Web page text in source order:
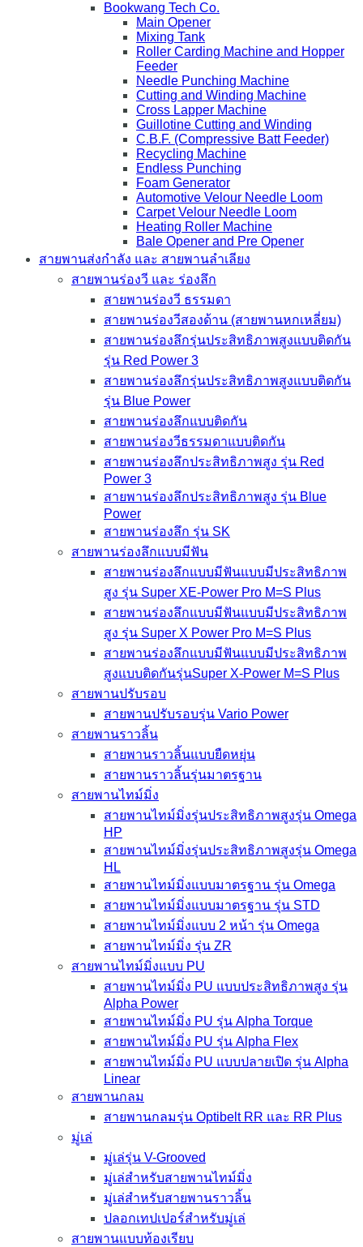
Bookwang Tech Co.
Main Opener
Mixing Tank
Roller Carding Machine and Hopper
Feeder
Needle Punching Machine
Cutting and Winding Machine
Cross Lapper Machine
Guillotine Cutting and Winding
C.B.F. (Compressive Batt Feeder)
Recycling Machine
Endless Punching
Foam Generator
Automotive Velour Needle Loom
Carpet Velour Needle Loom
Heating Roller Machine
Bale Opener and Pre Opener
สายพานส่งกำลัง และ สายพานลำเลียง
สายพานร่องวี และ ร่องลึก
สายพานร่องวี ธรรมดา
สายพานร่องวีสองด้าน (สายพานหกเหลี่ยม)
สายพานร่องลึกรุ่นประสิทธิภาพสูงแบบติดกัน
รุ่น Red Power 3
สายพานร่องลึกรุ่นประสิทธิภาพสูงแบบติดกัน
รุ่น Blue Power
สายพานร่องลึกแบบติดกัน
สายพานร่องวีธรรมดาแบบติดกัน
สายพานร่องลึกประสิทธิภาพสูง รุ่น Red
Power 3
สายพานร่องลึกประสิทธิภาพสูง รุ่น Blue
Power
สายพานร่องลึก รุ่น SK
สายพานร่องลึกแบบมีฟัน
สายพานร่องลึกแบบมีฟันแบบมีประสิทธิภาพ
สูง รุ่น Super XE-Power Pro M=S Plus
สายพานร่องลึกแบบมีฟันแบบมีประสิทธิภาพ
สูง รุ่น Super X Power Pro M=S Plus
สายพานร่องลึกแบบมีฟันแบบมีประสิทธิภาพ
สูงแบบติดกันรุ่นSuper X-Power M=S Plus
สายพานปรับรอบ
สายพานปรับรอบรุ่น Vario Power
สายพานราวลิ้น
สายพานราวลิ้นแบบยืดหยุ่น
สายพานราวลิ้นรุ่นมาตรฐาน
สายพานไทม์มิ่ง
สายพานไทม์มิ่งรุ่นประสิทธิภาพสูงรุ่น Omega
HP
สายพานไทม์มิ่งรุ่นประสิทธิภาพสูงรุ่น Omega
HL
สายพานไทม์มิ่งแบบมาตรฐาน รุ่น Omega
สายพานไทม์มิ่งแบบมาตรฐาน รุ่น STD
สายพานไทม์มิ่งแบบ 2 หน้า รุ่น Omega
สายพานไทม์มิ่ง รุ่น ZR
สายพานไทม์มิ่งแบบ PU
สายพานไทม์มิ่ง PU แบบประสิทธิภาพสูง รุ่น
Alpha Power
สายพานไทม์มิ่ง PU รุ่น Alpha Torque
สายพานไทม์มิ่ง PU รุ่น Alpha Flex
สายพานไทม์มิ่ง PU แบบปลายเปิด รุ่น Alpha
Linear
สายพานกลม
สายพานกลมรุ่น Optibelt RR และ RR Plus
มู่เล่
มู่เล่รุ่น V-Grooved
มู่เล่สำหรับสายพานไทม์มิ่ง
มู่เล่สำหรับสายพานราวลิ้น
ปลอกเทปเปอร์สำหรับมู่เล่
สายพานแบบท้องเรียบ